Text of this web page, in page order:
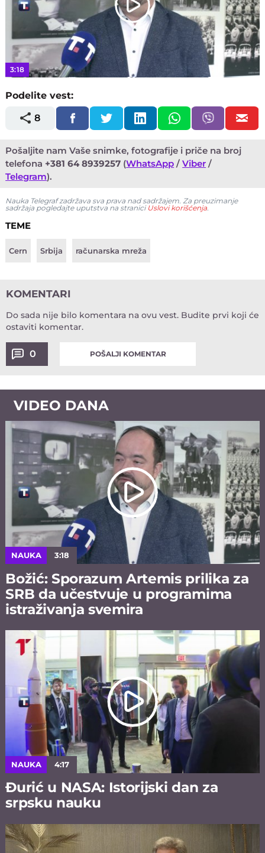
Play
Video
3:18
Podelite vest:
8
Pošaljite nam Vaše snimke, fotografije i priče na broj
telefona +381 64 8939257 (WhatsApp /Viber /
Telegram).
Nauka Telegraf zadržava sva prava nad sadržajem. Za preuzimanje
sadržaja pogledajte uputstva na stranici Uslovi korišćenja
TEME
Cern Srbija računarska mreža
KOMENTARI
Do sada nije bilo komentara na ovu vest. Budite prvi koji će
ostaviti komentar.
0 POŠALJI KOMENTAR
VIDEO DANA
NAUKA 3:18
Božić: Sporazum Artemis prilika za
SRB da učestvuje u programima
istraživanja svemira
NAUKA 4:17
Đurić u NASA: Istorijski dan za
srpsku nauku